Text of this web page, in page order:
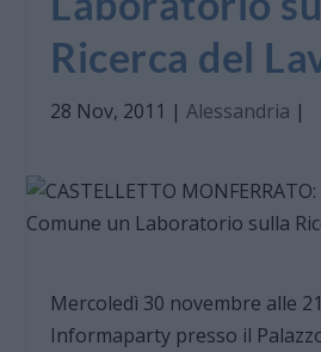
Ricerca del
28 Nov, 2011 |Alessandria |
Mercoledì 30 novembre alle
Informaparty presso il